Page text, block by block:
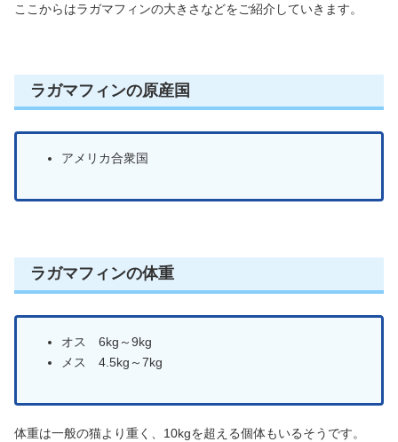
ここからはラガマフィンの大きさなどをご紹介していきます。
ラガマフィンの原産国
アメリカ合衆国
ラガマフィンの体重
オス 6kg～9kg
メス 4.5kg～7kg
体重は一般の猫より重く、10kgを超える個体もいるそうです。